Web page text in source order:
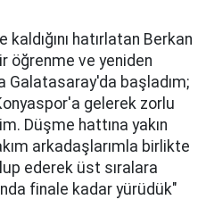
hatırlatan Berkan
öğrenme ve yeniden
Galatasaray'da başladım;
gelerek zorlu
Düşme hattına yakın
arkadaşlarımla birlikte
ederek üst sıralara
finale kadar yürüdük"